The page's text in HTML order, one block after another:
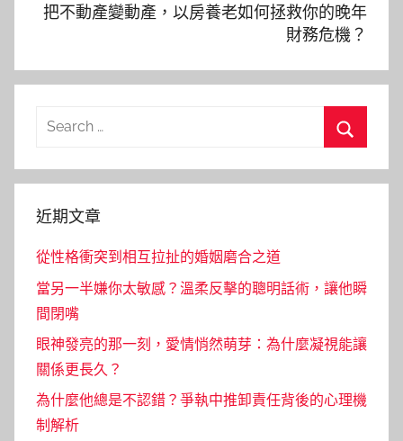
把不動產變動產，以房養老如何拯救你的晚年
財務危機？
Search
近期文章
從性格衝突到相互拉扯的婚姻磨合之道
當另一半嫌你太敏感？溫柔反擊的聰明話術，讓他瞬
間閉嘴
眼神發亮的那一刻，愛情悄然萌芽：為什麼凝視能讓
關係更長久？
為什麼他總是不認錯？爭執中推卸責任背後的心理機
制解析